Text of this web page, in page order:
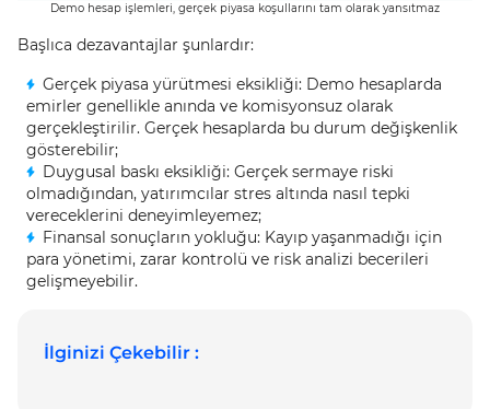
Demo hesap işlemleri, gerçek piyasa koşullarını tam olarak yansıtmaz
Başlıca dezavantajlar şunlardır:
Gerçek piyasa yürütmesi eksikliği: Demo hesaplarda
emirler genellikle anında ve komisyonsuz olarak
gerçekleştirilir. Gerçek hesaplarda bu durum değişkenlik
gösterebilir;
Duygusal baskı eksikliği: Gerçek sermaye riski
olmadığından, yatırımcılar stres altında nasıl tepki
vereceklerini deneyimleyemez;
Finansal sonuçların yokluğu: Kayıp yaşanmadığı için
para yönetimi, zarar kontrolü ve risk analizi becerileri
gelişmeyebilir.
İlginizi Çekebilir :